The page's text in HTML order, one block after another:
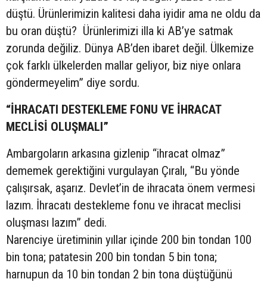
düştü. Ürünlerimizin kalitesi daha iyidir ama ne oldu da
bu oran düştü? Ürünlerimizi illa ki AB’ye satmak
zorunda değiliz. Dünya AB’den ibaret değil. Ülkemize
çok farklı ülkelerden mallar geliyor, biz niye onlara
göndermeyelim” diye sordu.
“İHRACATI DESTEKLEME FONU VE İHRACAT
MECLİSİ OLUŞMALI”
Ambargoların arkasına gizlenip “ihracat olmaz”
dememek gerektiğini vurgulayan Çıralı, “Bu yönde
çalışırsak, aşarız. Devlet’in de ihracata önem vermesi
lazım. İhracatı destekleme fonu ve ihracat meclisi
oluşması lazım” dedi.
Narenciye üretiminin yıllar içinde 200 bin tondan 100
bin tona; patatesin 200 bin tondan 5 bin tona;
harnupun da 10 bin tondan 2 bin tona düştüğünü